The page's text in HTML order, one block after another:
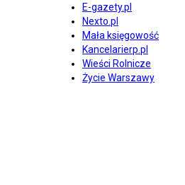
E-gazety.pl
Nexto.pl
Mała księgowość
Kancelarierp.pl
Wieści Rolnicze
Życie Warszawy